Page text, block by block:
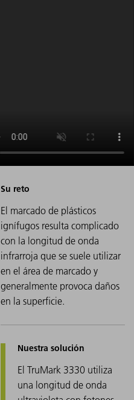
El marcado de plásticos
ignífugos resulta complicado
con la longitud de onda
infrarroja que se suele utilizar
en el área de marcado y
generalmente provoca daños
en la superficie.
El TruMark 3330 utiliza
una longitud de onda